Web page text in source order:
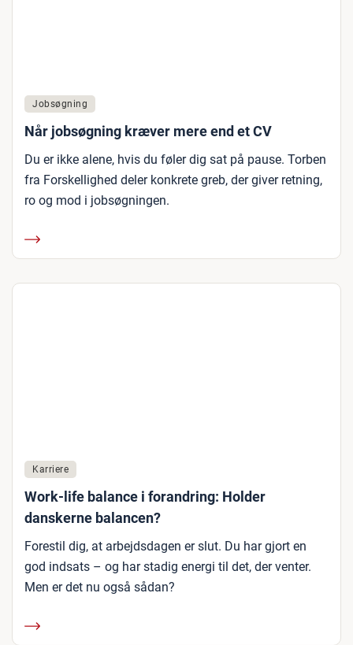
Jobsøgning
Når jobsøgning kræver mere end et CV
Du er ikke alene, hvis du føler dig sat på pause. Torben
fra Forskellighed deler konkrete greb, der giver retning,
ro og mod i jobsøgningen.
Karriere
Work-life balance i forandring: Holder
danskerne balancen?
Forestil dig, at arbejdsdagen er slut. Du har gjort en
god indsats – og har stadig energi til det, der venter.
Men er det nu også sådan?